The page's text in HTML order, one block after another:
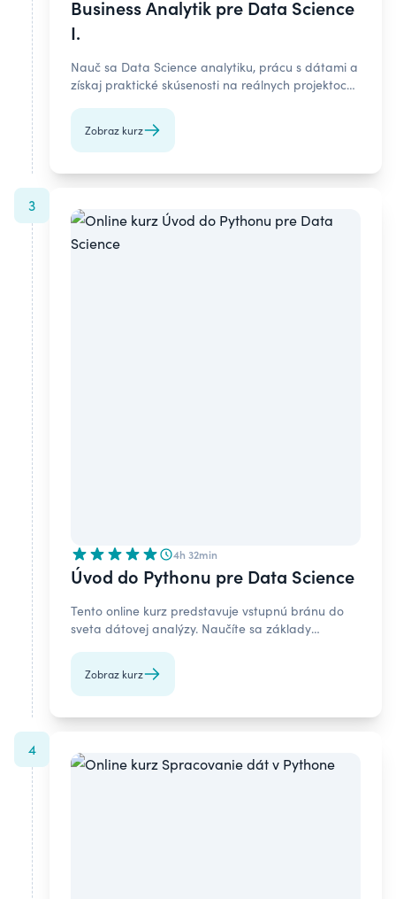
Business Analytik pre Data Science
I.
Nauč sa Data Science analytiku, prácu s dátami a
získaj praktické skúsenosti na reálnych projektoch
Zobraz kurz
3
4h 32min
Úvod do Pythonu pre Data Science
Tento online kurz predstavuje vstupnú bránu do
sveta dátovej analýzy. Naučíte sa základy
pre každého dátového analytika či dátového
vedca.
Zobraz kurz
4